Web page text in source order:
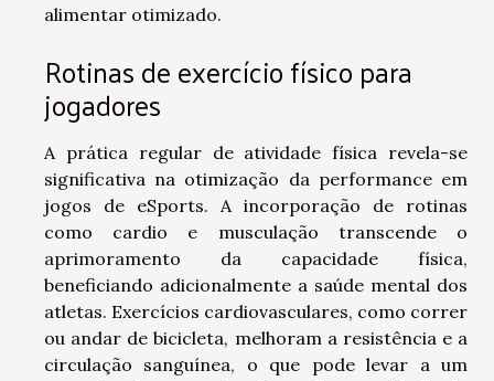
alimentar otimizado.
Rotinas de exercício físico para
jogadores
A prática regular de atividade física revela-se
significativa na otimização da performance em
jogos de eSports. A incorporação de rotinas
como cardio e musculação transcende o
aprimoramento da capacidade física,
beneficiando adicionalmente a saúde mental dos
atletas. Exercícios cardiovasculares, como correr
ou andar de bicicleta, melhoram a resistência e a
circulação sanguínea, o que pode levar a um